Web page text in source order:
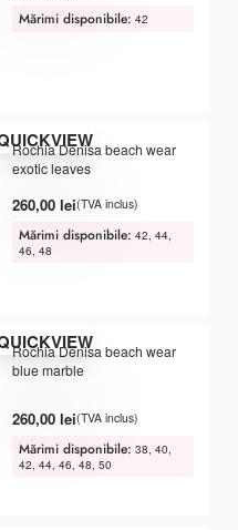
Mărimi disponibile: 42
Rochia Denisa beach wear
exotic leaves
260,00 lei(TVA inclus)
Mărimi disponibile: 42, 44,
46, 48
Rochia Denisa beach wear
blue marble
Evaluat la5.00din 5
260,00 lei(TVA inclus)
Mărimi disponibile: 38, 40,
42, 44, 46, 48, 50